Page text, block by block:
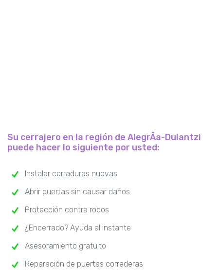
Su cerrajero en la región de AlegrÃ­a-Dulantzi
puede hacer lo siguiente por usted:
Instalar cerraduras nuevas
Abrir puertas sin causar daños
Protección contra robos
¿Encerrado? Ayuda al instante
Asesoramiento gratuito
Reparación de puertas correderas